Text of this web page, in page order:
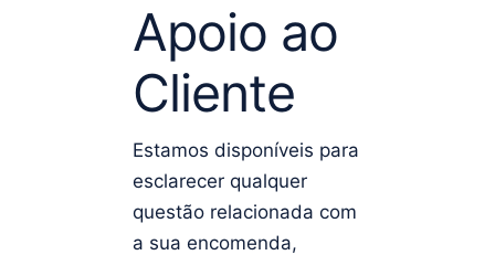
Apoio ao
Cliente
Estamos disponíveis para
esclarecer qualquer
questão relacionada com
a sua encomenda,